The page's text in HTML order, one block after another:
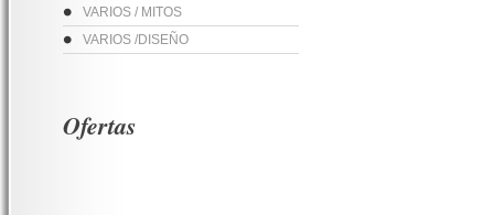
VARIOS / MITOS
VARIOS /DISEÑO
Ofertas